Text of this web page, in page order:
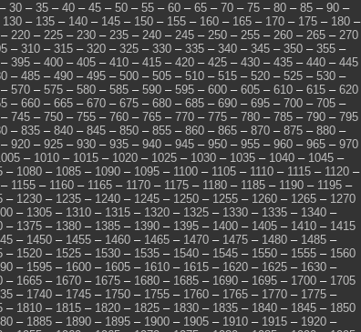
– 30 – 35 – 40 – 45 – 50 – 55 – 60 – 65 – 70 – 75 – 80 – 85 – 90 –
130 – 135 – 140 – 145 – 150 – 155 – 160 – 165 – 170 – 175 – 180 –
– 220 – 225 – 230 – 235 – 240 – 245 – 250 – 255 – 260 – 265 – 270
– 310 – 315 – 320 – 325 – 330 – 335 – 340 – 345 – 350 – 355 –
– 395 – 400 – 405 – 410 – 415 – 420 – 425 – 430 – 435 – 440 – 445
– 485 – 490 – 495 – 500 – 505 – 510 – 515 – 520 – 525 – 530 –
– 570 – 575 – 580 – 585 – 590 – 595 – 600 – 605 – 610 – 615 – 620
– 660 – 665 – 670 – 675 – 680 – 685 – 690 – 695 – 700 – 705 –
– 745 – 750 – 755 – 760 – 765 – 770 – 775 – 780 – 785 – 790 – 795
– 835 – 840 – 845 – 850 – 855 – 860 – 865 – 870 – 875 – 880 –
– 920 – 925 – 930 – 935 – 940 – 945 – 950 – 955 – 960 – 965 – 970
– 1010 – 1015 – 1020 – 1025 – 1030 – 1035 – 1040 – 1045 –
– 1080 – 1085 – 1090 – 1095 – 1100 – 1105 – 1110 – 1115 – 1120 –
– 1155 – 1160 – 1165 – 1170 – 1175 – 1180 – 1185 – 1190 – 1195 –
– 1230 – 1235 – 1240 – 1245 – 1250 – 1255 – 1260 – 1265 – 1270
– 1305 – 1310 – 1315 – 1320 – 1325 – 1330 – 1335 – 1340 –
– 1375 – 1380 – 1385 – 1390 – 1395 – 1400 – 1405 – 1410 – 1415
– 1450 – 1455 – 1460 – 1465 – 1470 – 1475 – 1480 – 1485 –
– 1520 – 1525 – 1530 – 1535 – 1540 – 1545 – 1550 – 1555 – 1560
– 1595 – 1600 – 1605 – 1610 – 1615 – 1620 – 1625 – 1630 –
– 1665 – 1670 – 1675 – 1680 – 1685 – 1690 – 1695 – 1700 – 1705
– 1740 – 1745 – 1750 – 1755 – 1760 – 1765 – 1770 – 1775 –
– 1810 – 1815 – 1820 – 1825 – 1830 – 1835 – 1840 – 1845 – 1850
– 1885 – 1890 – 1895 – 1900 – 1905 – 1910 – 1915 – 1920 –